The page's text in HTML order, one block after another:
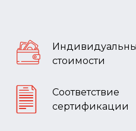
стоимости
Соответствие
сертификации